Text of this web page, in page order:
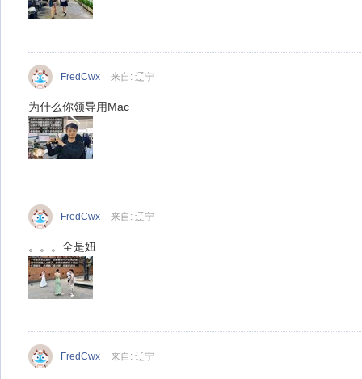
FredCwx 来自: 辽宁
为什么你领导用Mac
FredCwx 来自: 辽宁
。。。全是妞
FredCwx 来自: 辽宁